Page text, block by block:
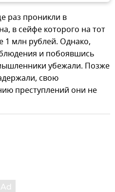
раз проникли в
в сейфе которого на тот
1 млн рублей. Однако,
и побоявшись
убежали. Позже
свою
преступлений они не